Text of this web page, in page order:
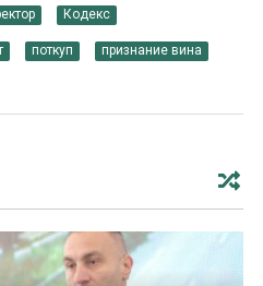
Кодекс
поткуп признание вина